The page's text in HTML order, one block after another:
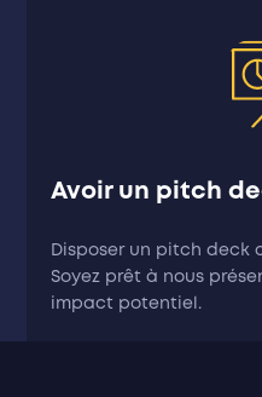
Avoir un pitch
Disposer un pitch deck
Soyez prêt à nous
impact potentiel.